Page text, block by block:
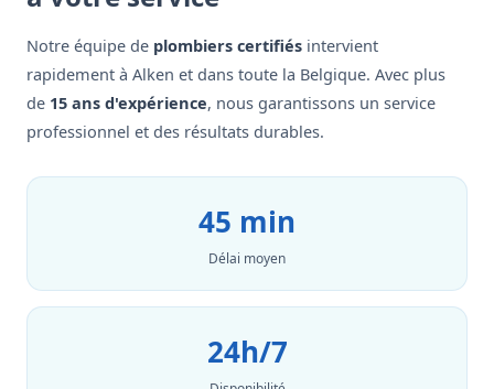
Notre équipe de plombiers certifiés intervient
rapidement à Alken et dans toute la Belgique. Avec plus
de 15 ans d'expérience, nous garantissons un service
professionnel et des résultats durables.
45 min
Délai moyen
24h/7